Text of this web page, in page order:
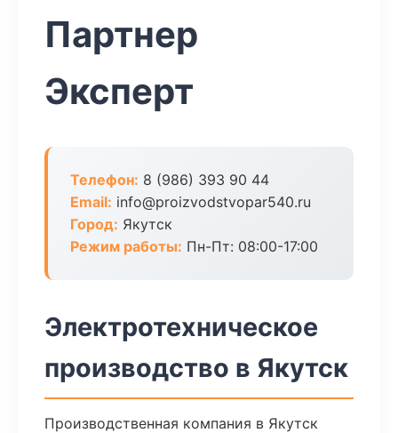
Партнер
Эксперт
Телефон: 8 (986) 393 90 44
Email: info@proizvodstvopar540.ru
Город: Якутск
Режим работы: Пн-Пт: 08:00-17:00
Электротехническое
производство в Якутск
Производственная компания в Якутск